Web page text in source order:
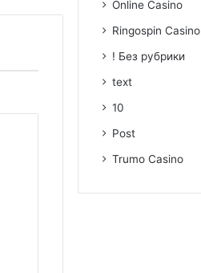
Online Casino
Ringospin Casino
! Без рубрики
text
10
Post
Trumo Casino